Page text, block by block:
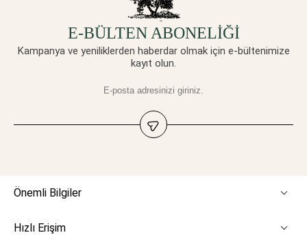
E-BÜLTEN ABONELİĞİ
Kampanya ve yeniliklerden haberdar olmak için e-bültenimize
kayıt olun.
Önemli Bilgiler
Hızlı Erişim